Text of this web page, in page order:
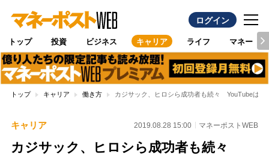
ログイン
トップ 投資 ビジネス キャリア ライフ マネー
トップ キャリア 働き方 カジサック、ヒロシら成功者も続々 YouTubeは芸
キャリア 2019.08.28 15:00 マネーポストWEB
カジサック、ヒロシら成功者も続々